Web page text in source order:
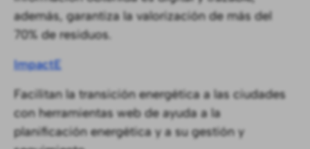
además, garantiza la valorización de más del
70% de residuos.
ImpactE
Facilitan la transición energética a las ciudades
con herramientas web de ayuda a la
planificación energética y a su gestión y